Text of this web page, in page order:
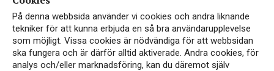
På denna webbsida använder vi cookies och andra liknande
tekniker för att kunna erbjuda en så bra användarupplevelse
som möjligt. Vissa cookies är nödvändiga för att webbsidan
ska fungera och är därför alltid aktiverade. Andra cookies, för
analys och/eller marknadsföring, kan du däremot själv